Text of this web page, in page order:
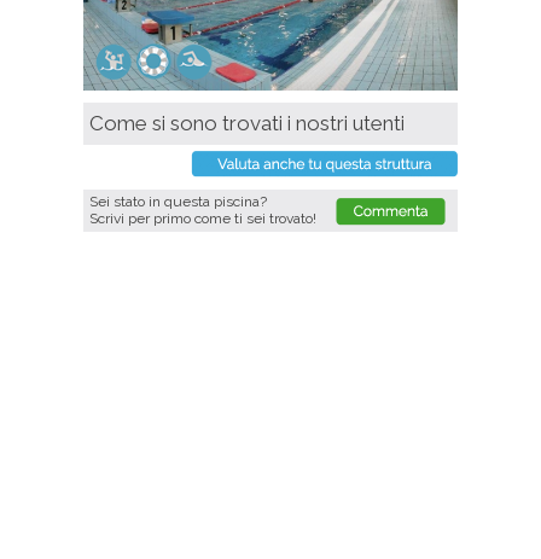
Come si sono trovati i nostri utenti
Sei stato in questa piscina?
Scrivi per primo come ti sei trovato!